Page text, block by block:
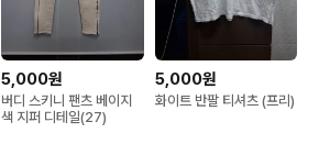
5,000원
버디 스키니 팬츠 베이지
색 지퍼 디테일(27)
5,000원
화이트 반팔 티셔츠 (프리)